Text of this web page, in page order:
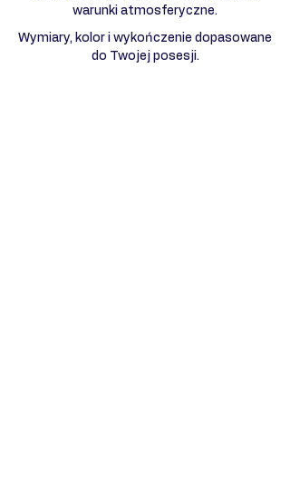
warunki atmosferyczne.
Wymiary, kolor i wykończenie dopasowane
do Twojej posesji.